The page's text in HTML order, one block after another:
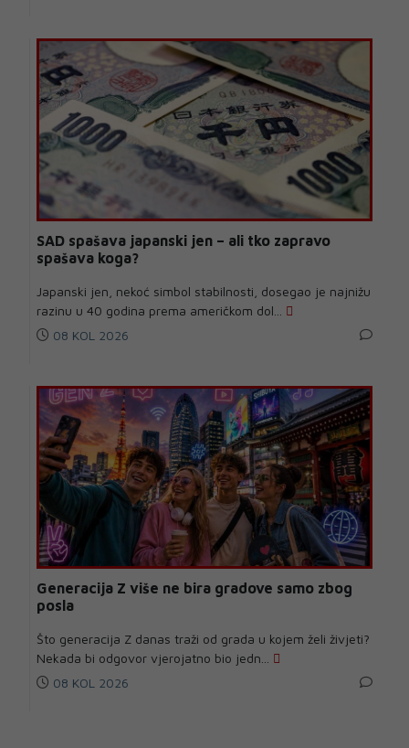
SAD spašava japanski jen – ali tko zapravo
spašava koga?
Japanski jen, nekoć simbol stabilnosti, dosegao je najnižu
razinu u 40 godina prema američkom dol...
08 KOL 2026
Generacija Z više ne bira gradove samo zbog
posla
Što generacija Z danas traži od grada u kojem želi živjeti?
Nekada bi odgovor vjerojatno bio jedn...
08 KOL 2026